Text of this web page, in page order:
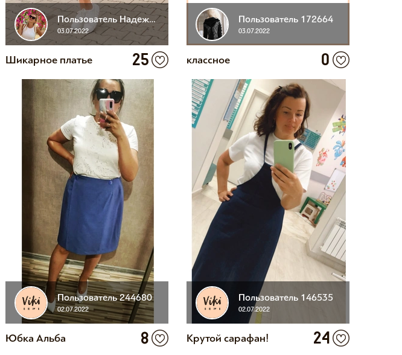
Пользователь Надежда
03.07.2022
Шикарное платье 25
Пользователь 172664
03.07.2022
классное 0
Пользователь 244680
02.07.2022
Юбка Альба 8
Пользователь 146535
02.07.2022
Крутой сарафан! 24